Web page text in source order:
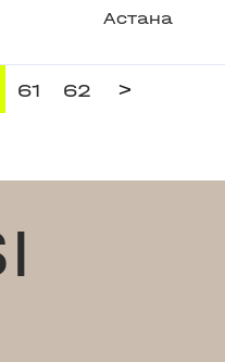
Астана
61 62 >